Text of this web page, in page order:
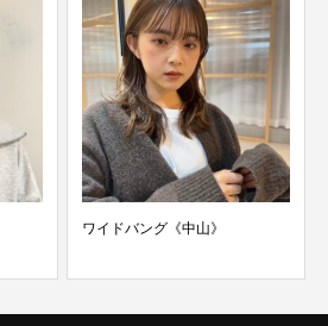
ワイドバング《中山》